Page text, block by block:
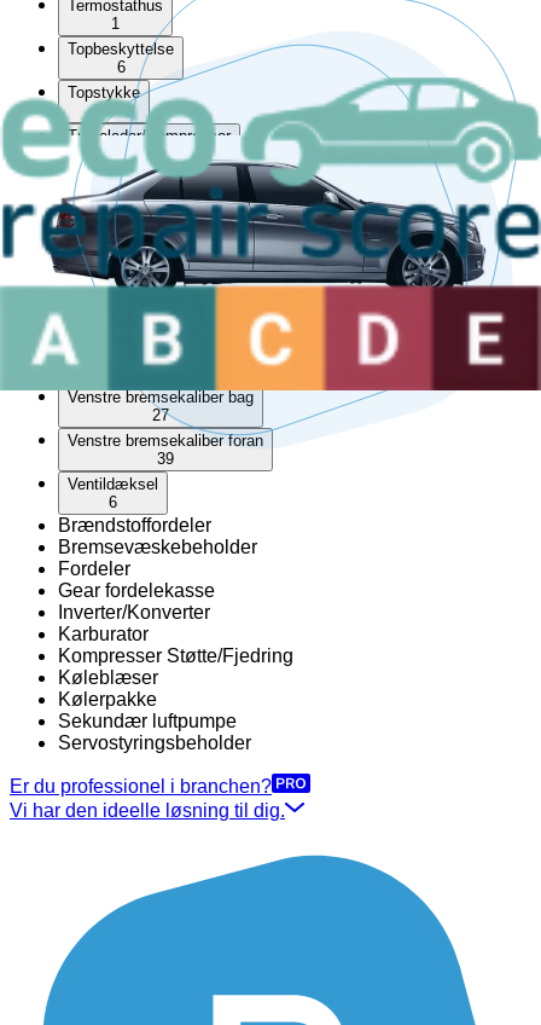
Termostathus
1
Topbeskyttelse
6
Topstykke
Turbolader/Kompressor
16
Udstødningsmanifold
10
Udstødningssystem
4
Vakuumpumpe
12
Varmeapparat
Varmeblæsermodstand
22
Venstre bremsekaliber bag
27
Venstre bremsekaliber foran
39
Ventildæksel
6
Brændstoffordeler
Bremsevæskebeholder
Fordeler
Gear fordelekasse
Inverter/Konverter
Karburator
Kompresser Støtte/Fjedring
Køleblæser
Kølerpakke
Sekundær luftpumpe
Servostyringsbeholder
Er du professionel i branchen?
Vi har den ideelle løsning til dig.